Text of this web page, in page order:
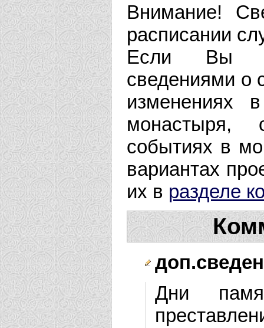
Внимание!
расписании
Если Вы
сведениями о
изменениях
событиях в
вариантах
их в разделе
Дни